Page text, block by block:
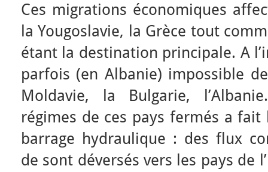
Ces migrations économiques
la Yougoslavie, la Grèce tout
étant la destination principale. A
parfois (en Albanie) impossible
Moldavie, la Bulgarie,
régimes de ces pays fermés a fait
barrage hydraulique : des flux
de sont déversés vers les pays de